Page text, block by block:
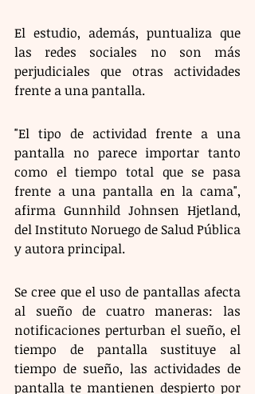
El estudio, además, puntualiza que
las redes sociales no son más
perjudiciales que otras actividades
frente a una pantalla.
"El tipo de actividad frente a una
pantalla no parece importar tanto
como el tiempo total que se pasa
frente a una pantalla en la cama",
afirma Gunnhild Johnsen Hjetland,
del Instituto Noruego de Salud Pública
y autora principal.
Se cree que el uso de pantallas afecta
al sueño de cuatro maneras: las
notificaciones perturban el sueño, el
tiempo de pantalla sustituye al
tiempo de sueño, las actividades de
pantalla te mantienen despierto por